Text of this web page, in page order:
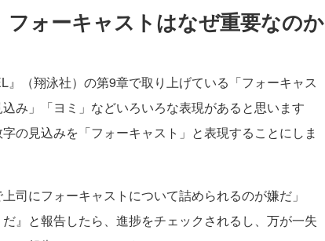
ォーキャストはなぜ重要なのか
（翔泳社）の第9章で取り上げている「フォーキャス
み」「ヨミ」などいろいろな表現があると思います
の見込みを「フォーキャスト」と表現することにしま
司にフォーキャストについて詰められるのが嫌だ」
』と報告したら、進捗をチェックされるし、万が一失